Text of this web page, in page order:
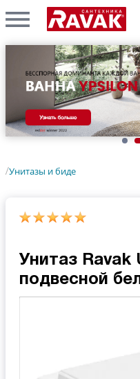
/Унитазы и биде
Унитаз Ravak
подвесной